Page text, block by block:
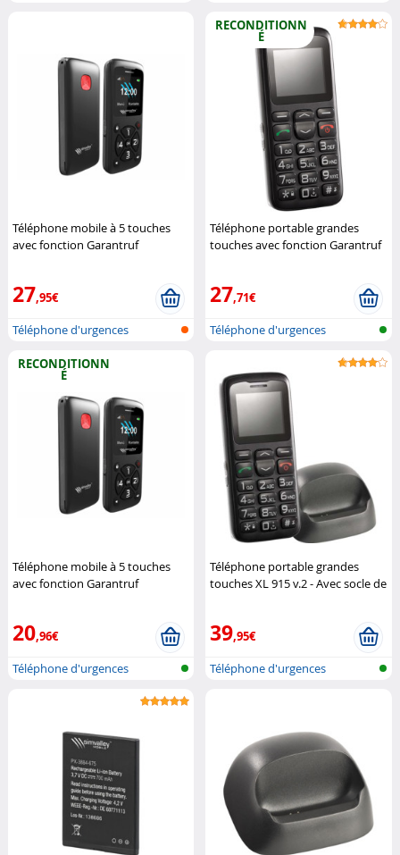
Téléphone mobile à 5 touches
avec fonction Garantruf
27,95€
Téléphone d'urgences
RECONDITIONN
É
Téléphone portable grandes
touches avec fonction Garantruf
27,71€
Téléphone d'urgences
RECONDITIONN
É
Téléphone mobile à 5 touches
avec fonction Garantruf
20,96€
Téléphone d'urgences
Téléphone portable grandes
touches XL 915 v.2 - Avec socle de
39,95€
Téléphone d'urgences